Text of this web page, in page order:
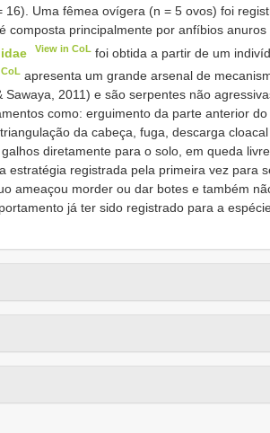
16). Uma fêmea ovígera (n = 5 ovos) foi
composta principalmente por anfíbios
View in CoL foi obtida a partir de um
apresenta um grande arsenal de
Sawaya, 2011) e são serpentes não
como: erguimento da parte anterior
da cabeça, fuga, descarga
diretamente para o solo, em queda
estratégia registrada pela primeira vez para
ameaçou morder ou dar botes e também
já ter sido registrado para a